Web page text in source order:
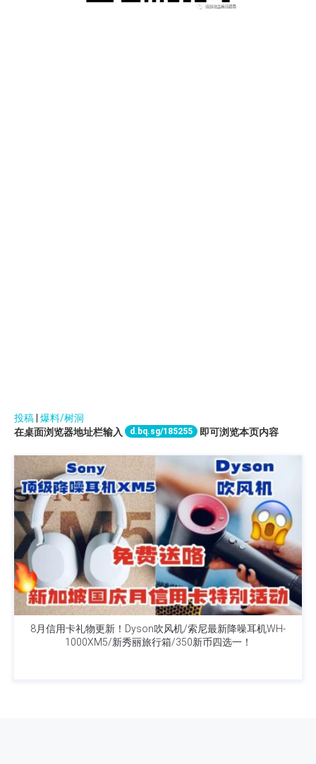
投稿 爆料/树洞
在桌面浏览器地址栏输入
d.bq.sg/185255 即可浏览本页内容
8月信用卡礼物更新！Dyson吹风机/索尼最新降噪耳机WH-
1000XM5/新秀丽旅行箱/350新币四选一！